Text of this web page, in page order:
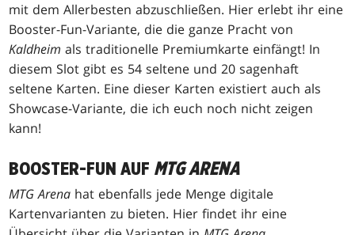
mit dem Allerbesten abzuschließen. Hier erlebt ihr eine
Booster-Fun-Variante, die die ganze Pracht von
Kaldheim als traditionelle Premiumkarte einfängt! In
diesem Slot gibt es 54 seltene und 20 sagenhaft
seltene Karten. Eine dieser Karten existiert auch als
Showcase-Variante, die ich euch noch nicht zeigen
kann!
BOOSTER-FUN AUF MTG ARENA
MTG Arena hat ebenfalls jede Menge digitale
Kartenvarianten zu bieten. Hier findet ihr eine